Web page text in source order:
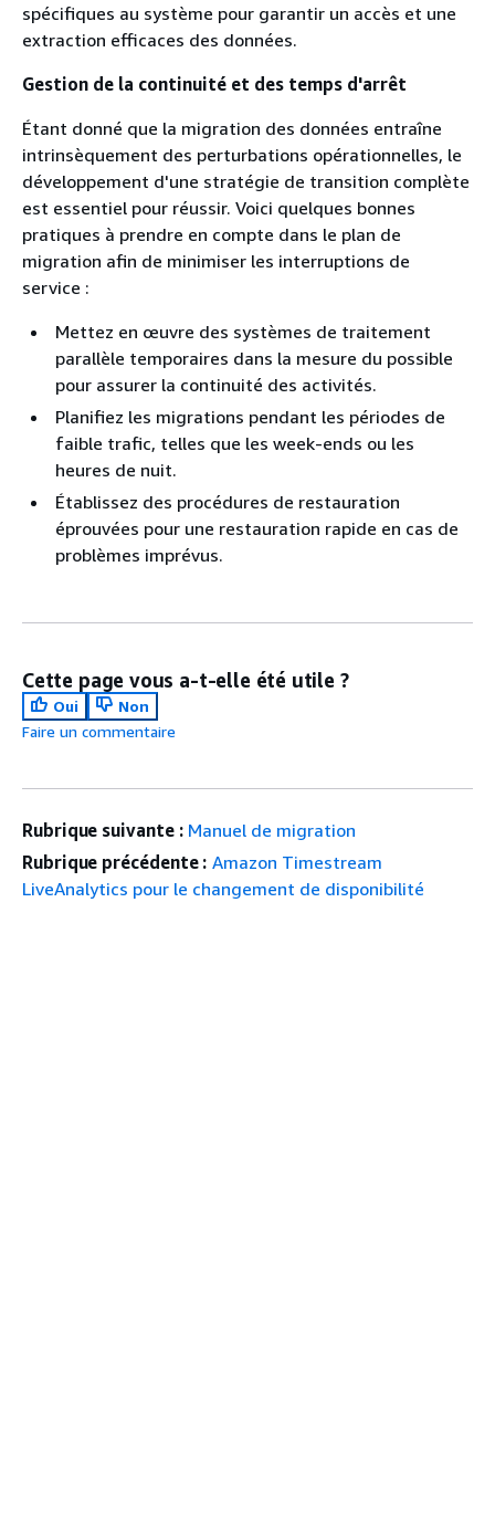
spécifiques au système pour garantir un accès et une
extraction efficaces des données.
Gestion de la continuité et des temps d'arrêt
Étant donné que la migration des données entraîne
intrinsèquement des perturbations opérationnelles, le
développement d'une stratégie de transition complète
est essentiel pour réussir. Voici quelques bonnes
pratiques à prendre en compte dans le plan de
migration afin de minimiser les interruptions de
service :
Mettez en œuvre des systèmes de traitement
parallèle temporaires dans la mesure du possible
pour assurer la continuité des activités.
Planifiez les migrations pendant les périodes de
faible trafic, telles que les week-ends ou les
heures de nuit.
Établissez des procédures de restauration
éprouvées pour une restauration rapide en cas de
problèmes imprévus.
Cette page vous a-t-elle été utile ?
Oui
Non
Faire un commentaire
Rubrique suivante : Manuel de migration
Rubrique précédente : Amazon Timestream
LiveAnalytics pour le changement de disponibilité